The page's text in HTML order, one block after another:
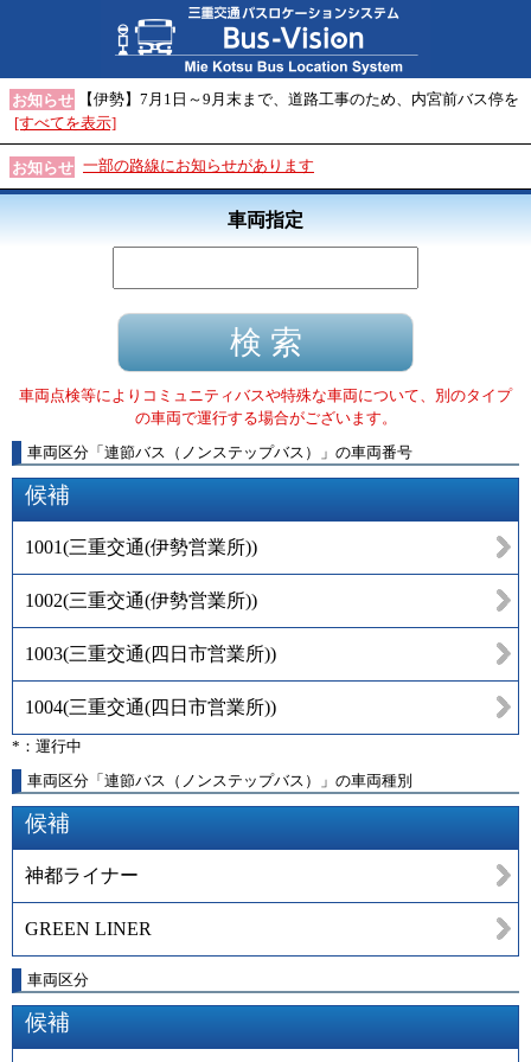
お知らせ
【伊勢】7月1日～9月末まで、道路工事のため、内宮前バス停を
[すべてを表示]
お知らせ 一部の路線にお知らせがあります
車両指定
車両点検等によりコミュニティバスや特殊な車両について、別のタイプ
の車両で運行する場合がございます。
車両区分 「 連節バス（ノンステップバス） 」 の車両番号
候補
1001(三重交通(伊勢営業所))
1002(三重交通(伊勢営業所))
1003(三重交通(四日市営業所))
1004(三重交通(四日市営業所))
*：運行中
車両区分「連節バス（ノンステップバス）」の車両種別
候補
神都ライナー
GREEN LINER
車両区分
候補